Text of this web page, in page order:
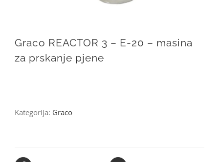
Graco REACTOR 3 – E-20 – masina
za prskanje pjene
Kategorija: Graco